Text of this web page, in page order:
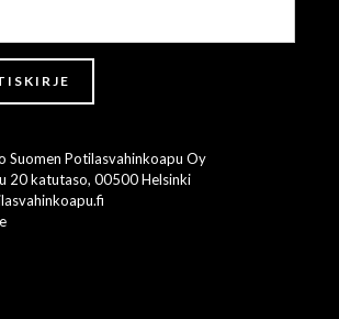
Suomen Potilasvahinkoapu Oy
20 katutaso, 00500 Helsinki